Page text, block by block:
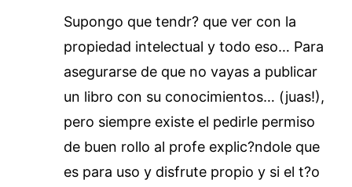
Supongo que tendr? que ver con la
propiedad intelectual y todo eso… Para
asegurarse de que no vayas a publicar
un libro con su conocimientos… (juas!),
pero siempre existe el pedirle permiso
de buen rollo al profe explic?ndole que
es para uso y disfrute propio y si el t?o